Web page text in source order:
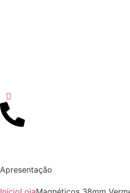
Apresentação